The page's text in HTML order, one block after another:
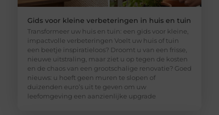
Gids voor kleine verbeteringen in huis en tuin
Transformeer uw huis en tuin: een gids voor kleine,
impactvolle verbeteringen Voelt uw huis of tuin
een beetje inspiratieloos? Droomt u van een frisse,
nieuwe uitstraling, maar ziet u op tegen de kosten
en de chaos van een grootschalige renovatie? Goed
nieuws: u hoeft geen muren te slopen of
duizenden euro’s uit te geven om uw
leefomgeving een aanzienlijke upgrade